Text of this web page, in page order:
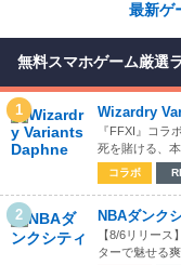
最新ゲ
無料スマホゲーム厳選
1 Wizardry
『FFXI』コラ
死を賭ける、
コラボ
2 NBAダンク
【8/6リリー
ターで魅せる